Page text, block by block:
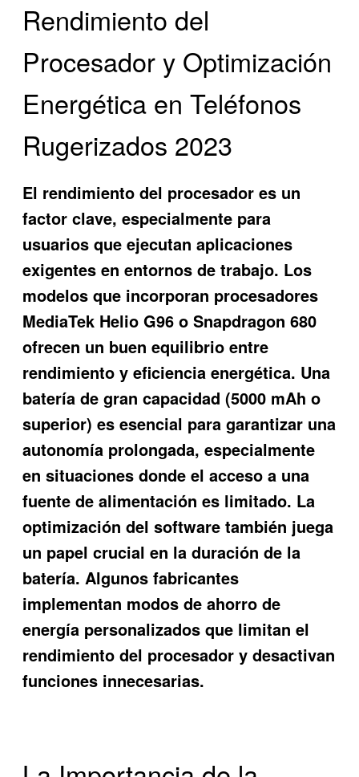
Rendimiento del
Procesador y Optimización
Energética en Teléfonos
Rugerizados 2023
El rendimiento del procesador es un
factor clave, especialmente para
usuarios que ejecutan aplicaciones
exigentes en entornos de trabajo. Los
modelos que incorporan procesadores
MediaTek Helio G96 o Snapdragon 680
ofrecen un buen equilibrio entre
rendimiento y eficiencia energética. Una
batería de gran capacidad (5000 mAh o
superior) es esencial para garantizar una
autonomía prolongada, especialmente
en situaciones donde el acceso a una
fuente de alimentación es limitado. La
optimización del software también juega
un papel crucial en la duración de la
batería. Algunos fabricantes
implementan modos de ahorro de
energía personalizados que limitan el
rendimiento del procesador y desactivan
funciones innecesarias.